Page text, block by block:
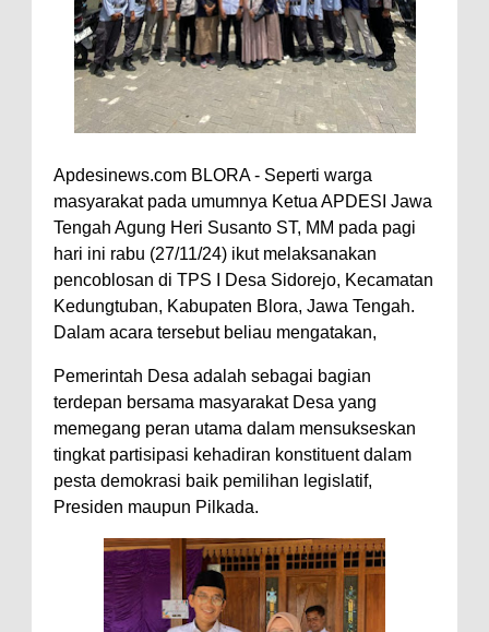
Apdesinews.com BLORA - Seperti warga
masyarakat pada umumnya Ketua APDESI Jawa
Tengah Agung Heri Susanto ST, MM pada pagi
hari ini rabu (27/11/24) ikut melaksanakan
pencoblosan di TPS I Desa Sidorejo, Kecamatan
Kedungtuban, Kabupaten Blora, Jawa Tengah.
Dalam acara tersebut beliau mengatakan,
Pemerintah Desa adalah sebagai bagian
terdepan bersama masyarakat Desa yang
memegang peran utama dalam mensukseskan
tingkat partisipasi kehadiran konstituent dalam
pesta demokrasi baik pemilihan legislatif,
Presiden maupun Pilkada.